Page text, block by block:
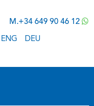
M.+34 649 90 46 12
ENG DEU